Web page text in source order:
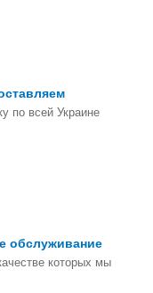
по всей Украине
обслуживание
которых мы